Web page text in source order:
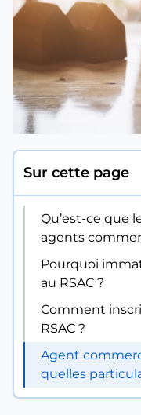
Sur cette page
Qu’est-ce que
agents
Pourquoi
au RSAC ?
Comment
RSAC ?
Agent
quelles